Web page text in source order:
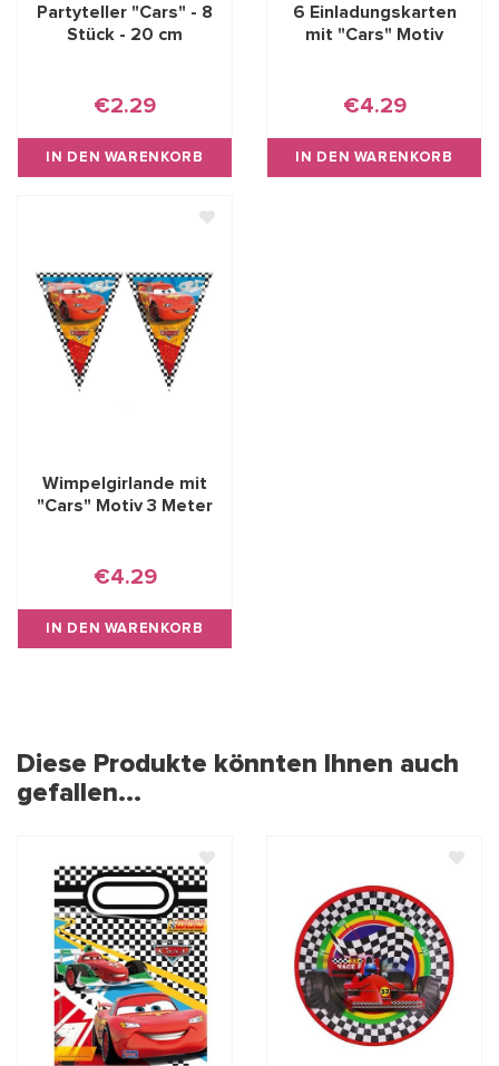
Partyteller "Cars" - 8
Stück - 20 cm
€2.29
IN DEN WARENKORB
6 Einladungskarten
mit "Cars" Motiv
€4.29
IN DEN WARENKORB
Wimpelgirlande mit
"Cars" Motiv 3 Meter
€4.29
IN DEN WARENKORB
Diese Produkte könnten Ihnen auch
gefallen...